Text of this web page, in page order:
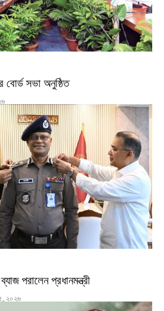
বোর্ড সভা অনুষ্ঠিত
পরালেন প্রধানমন্ত্রী
২০২৬